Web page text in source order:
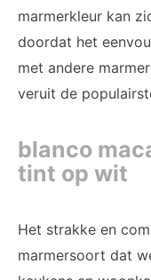
marmerkleur kan
doordat het
met andere
veruit de
blanco
tint op wit
Het strakke en
marmersoort dat